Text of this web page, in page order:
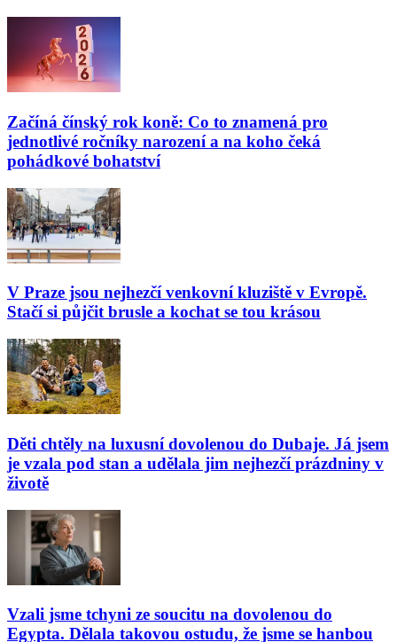
Začíná čínský rok koně: Co to znamená pro
jednotlivé ročníky narození a na koho čeká
pohádkové bohatství
V Praze jsou nejhezčí venkovní kluziště v Evropě.
Stačí si půjčit brusle a kochat se tou krásou
Děti chtěly na luxusní dovolenou do Dubaje. Já jsem
je vzala pod stan a udělala jim nejhezčí prázdniny v
životě
Vzali jsme tchyni ze soucitu na dovolenou do
Egypta. Dělala takovou ostudu, že jsme se hanbou